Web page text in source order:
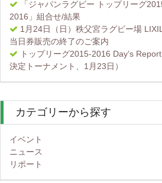
「ジャパンラグビー トップリーグ
2016」組合せ/結果
1月24日（日）秩父宮ラグビー場
当日券販売の終了のご案内
トップリーグ2015-2016 Day’s
決定トーナメント、1月23日）
カテゴリーから探す
イベント
ニュース
リポート